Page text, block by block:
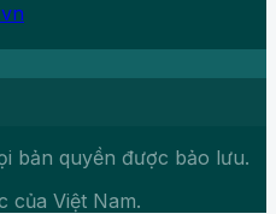
bản quyền được bảo lưu.
của Việt Nam.